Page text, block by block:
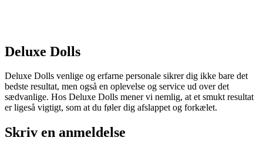
Deluxe Dolls
Deluxe Dolls venlige og erfarne personale sikrer dig ikke bare det
bedste resultat, men også en oplevelse og service ud over det
sædvanlige. Hos Deluxe Dolls mener vi nemlig, at et smukt resultat
er ligeså vigtigt, som at du føler dig afslappet og forkælet.
Skriv en anmeldelse